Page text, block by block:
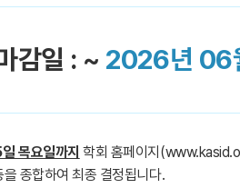
감일 : ~ 2026년 06
목요일까지 학회 홈페이지
종합하여 최종 결정됩니다.